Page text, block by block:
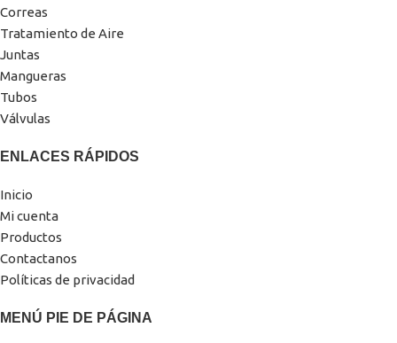
Correas
Tratamiento de Aire
Juntas
Mangueras
Tubos
Válvulas
ENLACES RÁPIDOS
Inicio
Mi cuenta
Productos
Contactanos
Políticas de privacidad
MENÚ PIE DE PÁGINA